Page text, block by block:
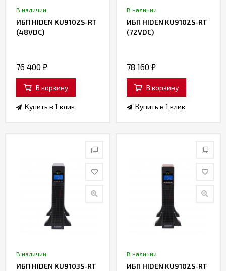
В наличии
ИБП HIDEN KU9102S-RT
(48VDC)
76 400 ₽
В корзину
Купить в 1 клик
В наличии
ИБП HIDEN KU9102S-RT
(72VDC)
78 160 ₽
В корзину
Купить в 1 клик
В наличии
ИБП HIDEN KU9103S-RT
В наличии
ИБП HIDEN KU9102S-RT